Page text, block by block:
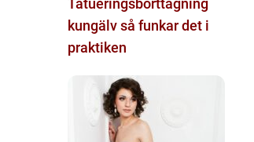
Tatueringsborttagning
kungälv så funkar det i
praktiken